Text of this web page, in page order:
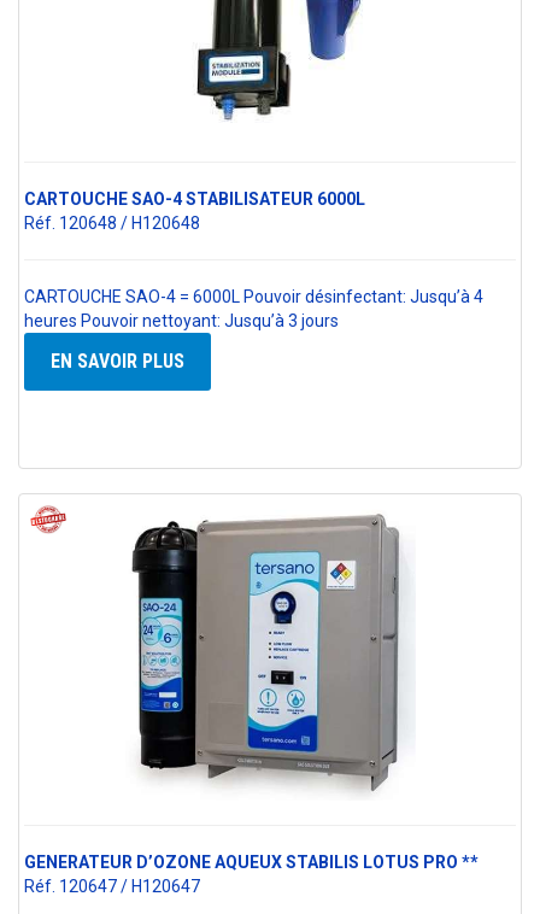
CARTOUCHE SAO-4 STABILISATEUR 6000L
Réf. 120648 / H120648
CARTOUCHE SAO-4 = 6000L Pouvoir désinfectant: Jusqu’à 4
heures Pouvoir nettoyant: Jusqu’à 3 jours
EN SAVOIR PLUS
GENERATEUR D’OZONE AQUEUX STABILIS LOTUS PRO **
Réf. 120647 / H120647